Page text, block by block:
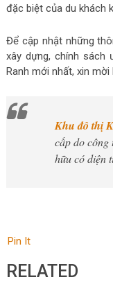
đặc biệt của du khách
Để cập nhật những
xây dựng, chính sách
Ranh mới nhất, xin
Khu đô thị
cấp do công
hữu có diện
Pin It
RELATED